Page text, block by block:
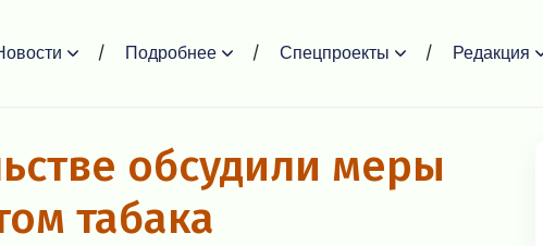
Подробнее Спецпроекты Редакция
обсудили меры
табака